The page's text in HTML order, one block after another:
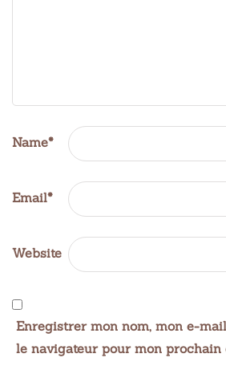
Name*
Email*
Website
Enregistrer mon nom, mon e-
le navigateur pour mon prochain